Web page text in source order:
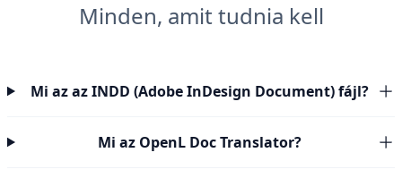
Minden, amit tudnia kell
Mi az az INDD (Adobe InDesign Document) fájl?
Mi az OpenL Doc Translator?